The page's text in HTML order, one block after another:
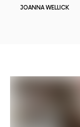
JOANNA WELLICK